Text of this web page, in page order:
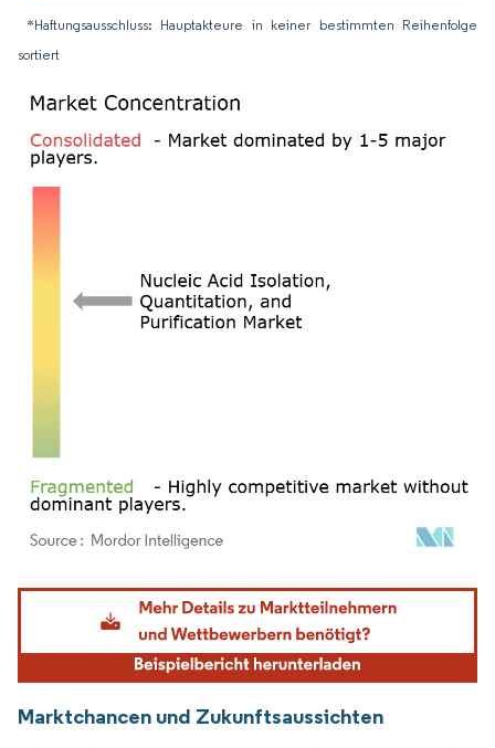
*Haftungsausschluss: Hauptakteure in keiner bestimmten Reihenfolge
sortiert
Bild © Mordor Intelligence. Wiederverwendung erfordert Namensnennung gemäß
Marktchancen und Zukunftsaussichten